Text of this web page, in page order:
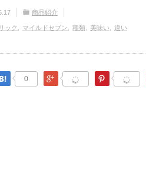
商品紹介
ック マイルドセブン 種類 美味い 違い
0
はてなブックマークGoogle Plus Pinterest